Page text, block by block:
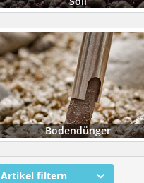
Bodendünger
Artikel filtern